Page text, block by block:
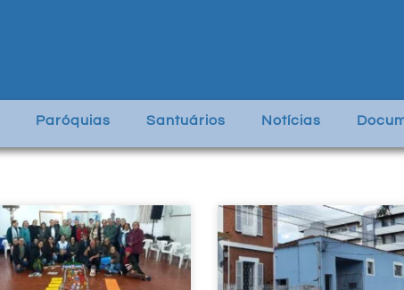
Paróquias Santuários Notícias